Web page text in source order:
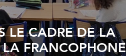
LE CADRE DE LA
FRANCOPHONE